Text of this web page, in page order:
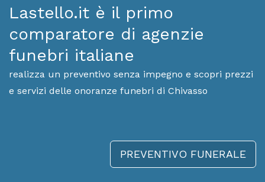
Lastello.it è il primo
comparatore di agenzie
funebri italiane
realizza un preventivo senza impegno e scopri prezzi
e servizi delle onoranze funebri di Chivasso
PREVENTIVO FUNERALE